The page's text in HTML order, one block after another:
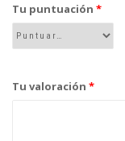
Tu puntuación *
Tu valoración *